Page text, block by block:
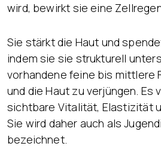
wird, bewirkt sie eine
Sie stärkt die Haut und
indem sie sie strukturell
vorhandene feine bis mittlere
und die Haut zu verjüngen. Es
sichtbare Vitalität, Elastizität
Sie wird daher auch als
bezeichnet.